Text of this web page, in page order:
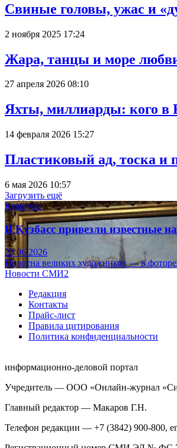
Свиные головы, ужас и
2 ноября 2025 17:24
Жара, танцы и море
27 апреля 2026 08:10
Яхты, миллиарды: кого в
14 февраля 2026 15:27
Пластиковый ад, тоска и
6 мая 2026 10:57
Загрузить ещё
Культура
В Кузбасс привезли известные
23.06.2026
Полотна великих художников — в
Новости СМИ2
Редакция
Контакты
Прайс-лист
Правила цитирования
Политика конфиденциальности
информационно-деловой портал
Учредитель — ООО «Онлайн-журнал
Главный редактор — Макаров Г.Н.
Телефон редакции — +7 (3842) 900-800,